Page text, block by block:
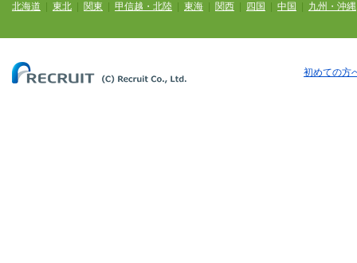
北海道 東北 関東 甲信越・北陸 東海 関西 四国 中国 九州・沖縄
初めての方